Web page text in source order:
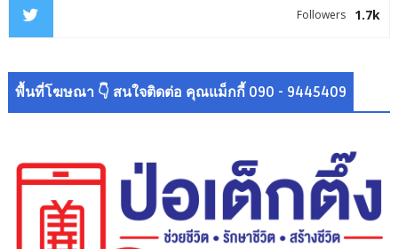
1.7k
Followers
พื้นที่โฆษณา 👇 สนใจติดต่อ คุณแม็กกี้ 090 - 9445409